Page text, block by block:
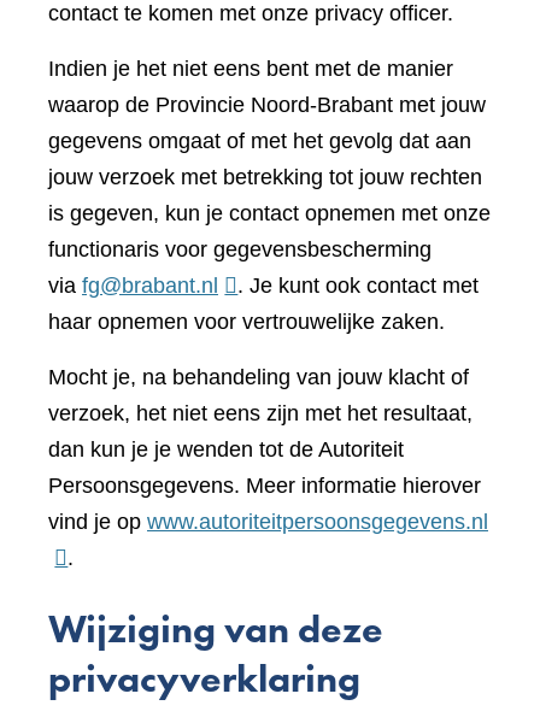
contact te komen met onze privacy officer.
Indien je het niet eens bent met de manier
waarop de Provincie Noord-Brabant met jouw
gegevens omgaat of met het gevolg dat aan
jouw verzoek met betrekking tot jouw rechten
is gegeven, kun je contact opnemen met onze
functionaris voor gegevensbescherming
via fg@brabant.nl
. Je kunt ook contact met
haar opnemen voor vertrouwelijke zaken.
Mocht je, na behandeling van jouw klacht of
verzoek, het niet eens zijn met het resultaat,
dan kun je je wenden tot de Autoriteit
Persoonsgegevens. Meer informatie hierover
vind je op www.autoriteitpersoonsgegevens.nl
.
Wijziging van deze
privacyverklaring